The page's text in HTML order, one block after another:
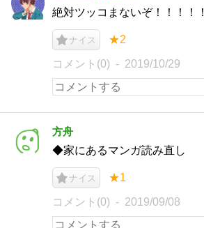
絶対ツッコまないぞ！！！！！
ナイス ★2
コメント(0) 2019/10/29
方舟
◆家にあるマンガ読み直し
ナイス ★1
コメント(0) 2019/09/08